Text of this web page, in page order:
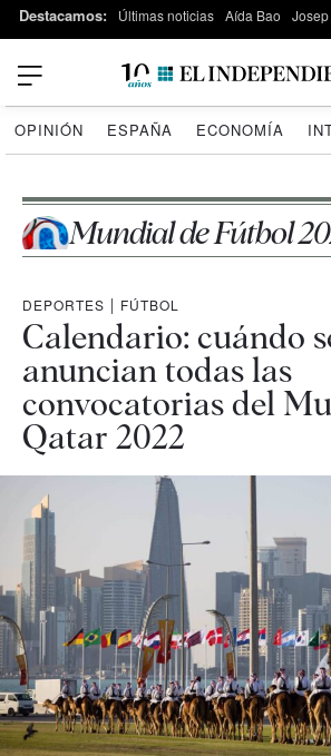
Destacamos: Últimas noticias Aída Bao
OPINIÓN ESPAÑA ECONOMÍA
Mundial de Fútbol
DEPORTES | FÚTBOL
Calendario: cuándo
anuncian todas las
convocatorias del
Qatar 2022